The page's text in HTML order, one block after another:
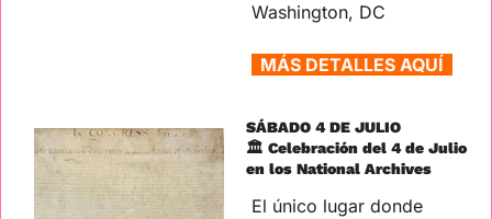
Washington, DC
  MÁS DETALLES AQUÍ
SÁBADO 4 DE JULIO
🏛️ Celebración del 4 de Julio
en los National Archives
El único lugar donde